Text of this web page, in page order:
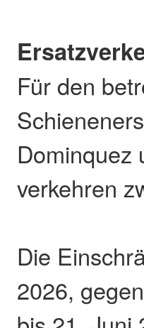
Für den
Dominquez
verkehren
Die
2026,